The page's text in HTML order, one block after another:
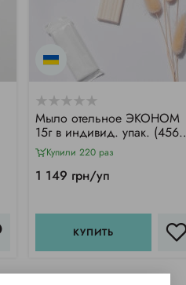
Мыло отельное ЭКОНОМ
15г в индивид. упак. (456
шт/уп)
Купили 220 раз
1 149 грн/уп
КУПИТЬ